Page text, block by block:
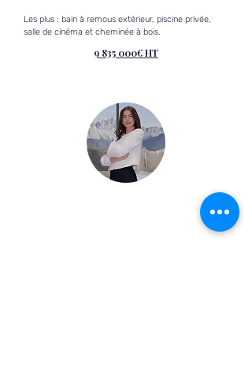
Les plus : bain à remous extérieur, piscine privée,
salle de cinéma et cheminée à bois.
9 835 000€ HT